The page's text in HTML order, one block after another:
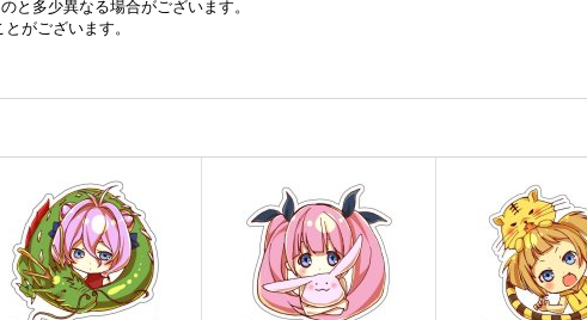
と多少異なる場合がございます。
がございます。